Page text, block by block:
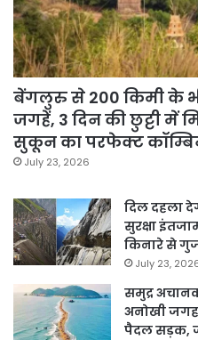
बेंगलुरु से 200 किमी के
जगहें, 3 दिन की छुट्टी में
सुकून का परफेक्ट
July 23, 2026
दिल दहला
सुरक्षा
किनारे से
July 23,
समुद्र
अनोखी
पैदल सड़क,